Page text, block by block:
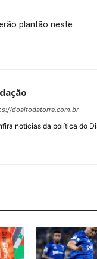
plantão neste
doaltodatorre.com.br
notícias da política do